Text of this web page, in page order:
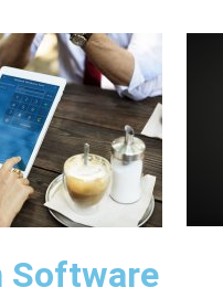
Software